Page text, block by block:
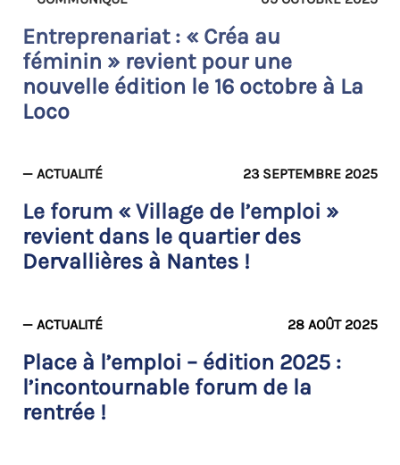
Entreprenariat : « Créa au
féminin » revient pour une
nouvelle édition le 16 octobre à La
Loco
— ACTUALITÉ 23 SEPTEMBRE 2025
Le forum « Village de l’emploi »
revient dans le quartier des
Dervallières à Nantes !
— ACTUALITÉ 28 AOÛT 2025
Place à l’emploi – édition 2025 :
l’incontournable forum de la
rentrée !